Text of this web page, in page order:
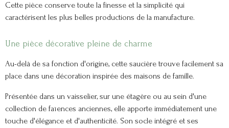
Cette pièce conserve toute la finesse et la simplicité qui
caractérisent les plus belles productions de la manufacture.
Une pièce décorative pleine de charme
Au-delà de sa fonction d'origine, cette saucière trouve facilement sa
place dans une décoration inspirée des maisons de famille.
Présentée dans un vaisselier, sur une étagère ou au sein d'une
collection de faïences anciennes, elle apporte immédiatement une
touche d'élégance et d'authenticité. Son socle intégré et ses